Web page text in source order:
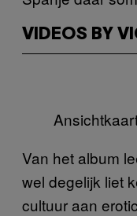
VIDEOS BY
Van het album
wel degelijk liet
cultuur aan